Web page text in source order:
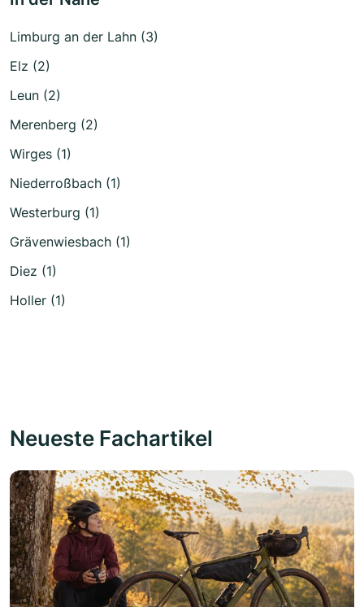
Limburg an der Lahn (3)
Elz (2)
Leun (2)
Merenberg (2)
Wirges (1)
Niederroßbach (1)
Westerburg (1)
Grävenwiesbach (1)
Diez (1)
Holler (1)
Neueste Fachartikel